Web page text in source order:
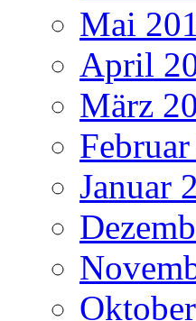
Mai
April
März
Januar